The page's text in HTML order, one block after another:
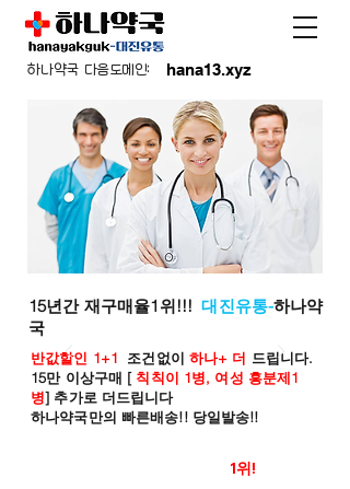
hana13.xyz
하나약국 다음도메인:
15년간 재구매율1위!!!대진유통-하나약
국
반값할인 1+1 조건없이 하나+ 더 드립니다.
15만 이상구매 [ 칙칙이 1병, 여성 흥분제1
병] 추가로 더드립니다
하나약국만의 빠른배송!! 당일발송!!
1위!